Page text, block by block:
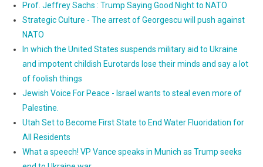
Prof. Jeffrey Sachs : Trump Saying Good Night to NATO
Strategic Culture - The arrest of Georgescu will push against
NATO
In which the United States suspends military aid to Ukraine
and impotent childish Eurotards lose their minds and say a lot
of foolish things
Jewish Voice For Peace - Israel wants to steal even more of
Palestine.
Utah Set to Become First State to End Water Fluoridation for
All Residents
What a speech! VP Vance speaks in Munich as Trump seeks